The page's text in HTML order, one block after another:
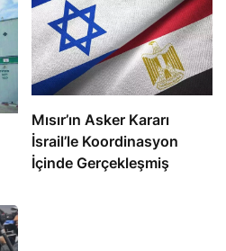
Mısır’ın Asker Kararı
İsrail’le Koordinasyon
İçinde Gerçekleşmiş